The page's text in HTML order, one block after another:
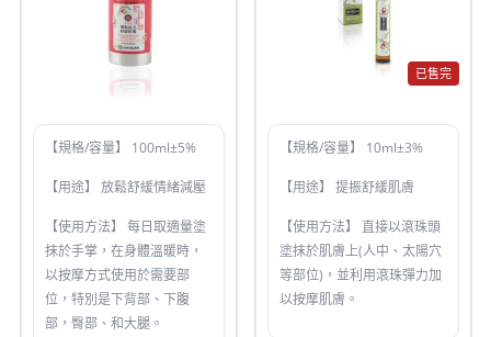
【規格/容量】 100ml±5%
【用途】 放鬆舒緩情緒減壓
【使用方法】 每日取適量塗
抹於手掌，在身體溫暖時，
以按摩方式使用於需要部
位，特別是下背部、下腹
部，臀部、和大腿。
已售完
【規格/容量】 10ml±3%
【用途】 提振舒緩肌膚
【使用方法】 直接以滾珠頭
塗抹於肌膚上(人中、太陽穴
等部位)，並利用滾珠彈力加
以按摩肌膚。